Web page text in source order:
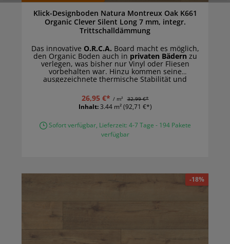
Klick-Designboden Natura Montreux Oak K661
Organic Clever Silent Long 7 mm, integr.
Trittschalldämmung
Das innovative O.R.C.A. Board macht es möglich,
den Organic Boden auch in privaten Bädern zu
verlegen, was bisher nur Vinyl oder Fliesen
vorbehalten war. Hinzu kommen seine
ausgezeichnete thermische Stabilität und
Wintergärten und Räumen mit
bodentiefen Fensterneine gute Figur macht.
26,95 €* / m² 32,99 €*
Inhalt:3.44 m²(92,71 €*)
Sofort verfügbar, Lieferzeit: 4-7 Tage - 194 Pakete
verfügbar
-18%